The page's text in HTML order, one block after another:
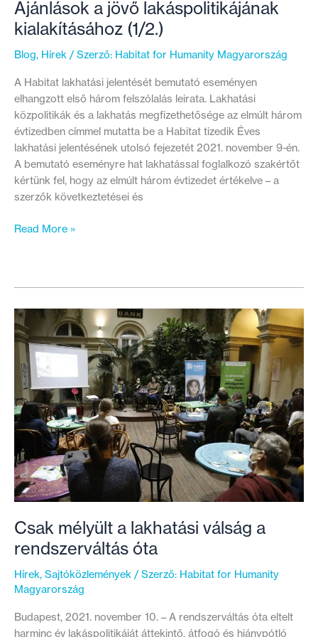
Ajánlások a jövő lakáspolitikájának
kialakításához (1/2.)
Blog, Hírek / Szerző: Habitat for Humanity Magyarország
A Habitat lakhatási jelentését bemutató eseményen
elhangzott első három felszólalás leirata. Lakhatási
közpolitikák és a lakhatás megfizethetősége az elmúlt három
évtizedben címmel mutatta be a Habitat tizedik Éves
lakhatási jelentésének utolsó fejezetét 2021. november 9-én.
A bemutató eseményre hat lakhatással foglalkozó szakértőt
kértünk fel, hogy az elmúlt három évtizedet értékelve – a
szerzők következtetései és
Ajánlások
(1/2.)
Read More »
Csak mélyült a lakhatási válság a
rendszerváltás óta
Hírek, Sajtóközlemények / Szerző: Habitat for Humanity
Magyarország
Budapest, 2021. november 10. – A rendszerváltás óta eltelt
harminc év lakáspolitikáját áttekintő, átfogó és hiánypótló